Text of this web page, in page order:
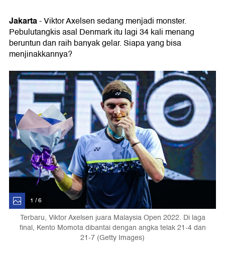
Jakarta- Viktor Axelsen sedang menjadi monster.
Pebulutangkis asal Denmark itu lagi 34 kali menang
beruntun dan raih banyak gelar. Siapa yang bisa
menjinakkannya?
1 / 6
Terbaru, Viktor Axelsen juara Malaysia Open 2022. Di laga
final, Kento Momota dibantai dengan angka telak 21-4 dan
21-7 (Getty Images)